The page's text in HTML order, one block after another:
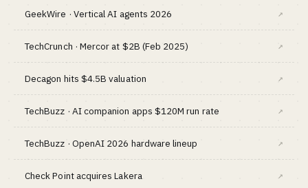
GeekWire · Vertical AI agents 2026 ↗
TechCrunch · Mercor at $2B (Feb 2025) ↗
Decagon hits $4.5B valuation ↗
TechBuzz · AI companion apps $120M run rate ↗
TechBuzz · OpenAI 2026 hardware lineup ↗
Check Point acquires Lakera ↗